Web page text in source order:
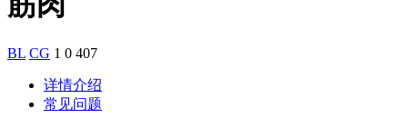
BL CG 1 0 407
详情介绍
常见问题